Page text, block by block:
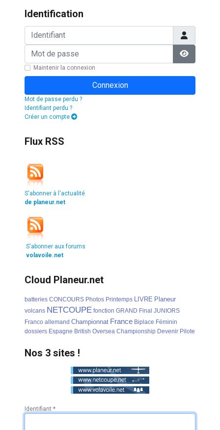
Identification
Identifiant
Mot de passe
Afficher
Maintenir la connexion
Connexion
Mot de passe perdu ?
Identifiant perdu ?
Créer un compte
Flux RSS
S'abonner à l'actualité
de planeur.net
S'abonner aux forums
volavoile.net
Cloud Planeur.net
batteries CONCOURS Photos Printemps LIVRE Planeur
volcans NETCOUPE fonction GRAND Final JUNIORS
Franco allemand Championnat France Biplace Féminin
dossiers Espagne British Oversea Championship Devenir Pilote
Nos 3 sites !
Identifiant *